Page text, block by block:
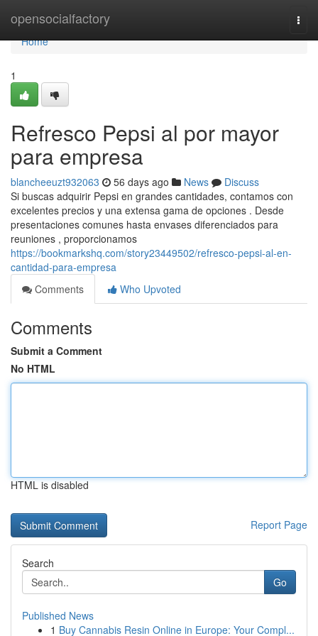
opensocialfactory
Home
Home
1
Refresco Pepsi al por mayor
para empresa
blancheeuzt932063 56 days ago News
Discuss
Si buscas adquirir Pepsi en grandes cantidades, contamos con
excelentes precios y una extensa gama de opciones . Desde
presentaciones comunes hasta envases diferenciados para
reuniones , proporcionamos
https://bookmarkshq.com/story23449502/refresco-pepsi-al-en-
cantidad-para-empresa
Comments
Who Upvoted
Comments
Submit a Comment
No HTML
HTML is disabled
Report Page
Search
Go
Published News
1 Buy Cannabis Resin Online in Europe: Your Compl...